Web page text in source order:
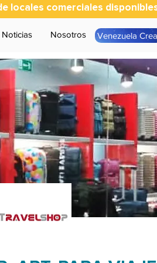
locales comerciales
Noticias Nosotros Venezuela Crea